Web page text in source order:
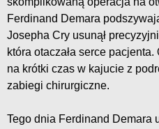
Ferdinand Demara
Josepha Cry usunął
która otaczała serce
na krótki czas w kajucie z
zabiegi chirurgiczne.
Tego dnia Ferdinand Demara